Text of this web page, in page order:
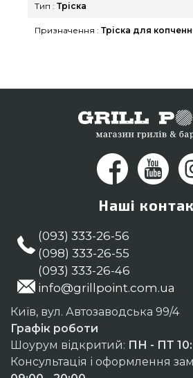
Тип : Тріска
Призначення : Тріска для
Наші
(093) 333-26-56
(098) 333-26-55
(093) 333-26-46
info@grillpoint.com.ua
Київ, вул. Автозаводська 99/4
Графік роботи
Шоурум відкритий: ПН - ПТ
Консультація і оформлення